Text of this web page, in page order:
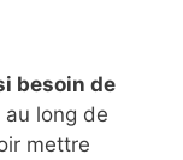
besoin de
long de
mettre